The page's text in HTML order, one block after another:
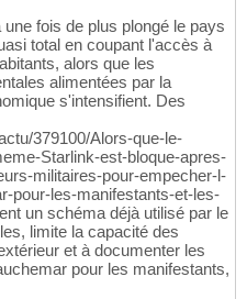
fois de plus plongé le pays
total en coupant l'accès à
alors que les
alimentées par la
s'intensifient. Des
379100/Alors-que-le-
Starlink-est-bloque-apres-
militaires-pour-empecher-l-
pour-les-manifestants-et-les-
un schéma déjà utilisé par le
limite la capacité des
et à documenter les
pour les manifestants,